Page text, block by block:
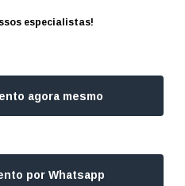
especialistas!
agora mesmo
por Whatsapp